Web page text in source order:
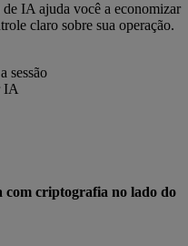
IA ajuda você a economizar
claro sobre sua operação.
sessão
IA
com criptografia no lado do